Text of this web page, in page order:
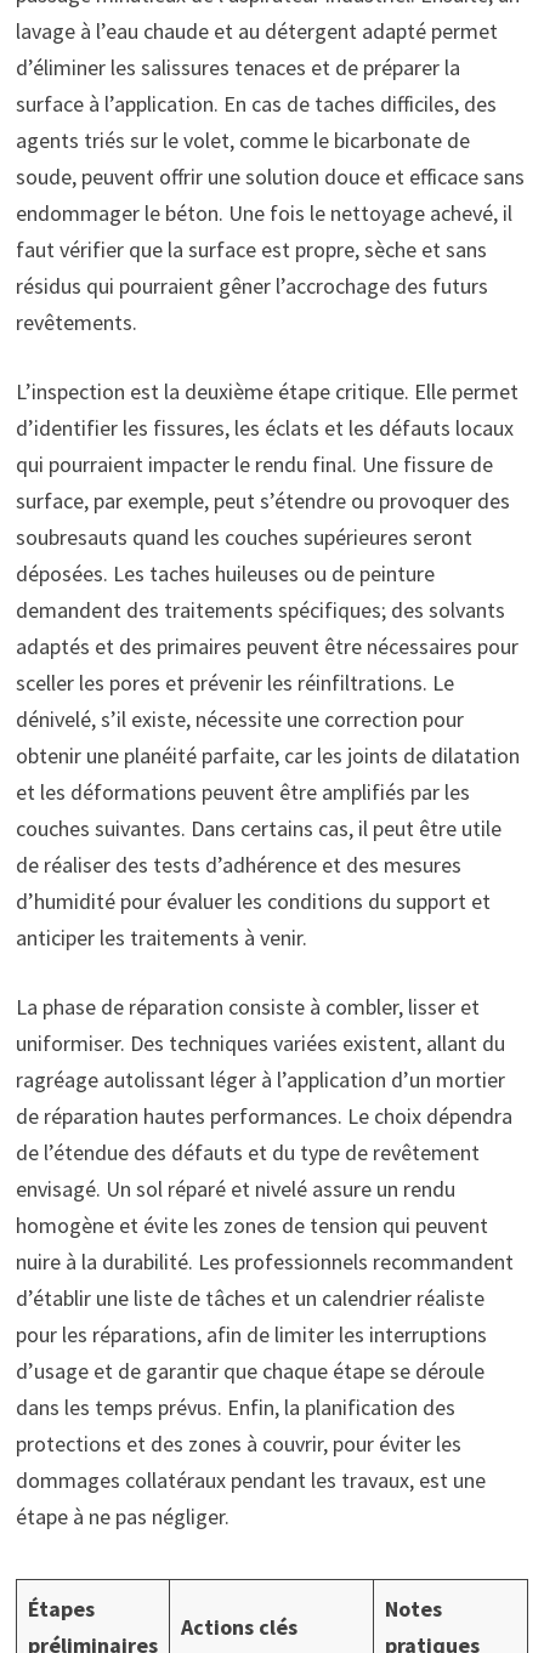
lavage à l’eau chaude et au détergent adapté permet
d’éliminer les salissures tenaces et de préparer la
surface à l’application. En cas de taches difficiles, des
agents triés sur le volet, comme le bicarbonate de
soude, peuvent offrir une solution douce et efficace sans
endommager le béton. Une fois le nettoyage achevé, il
faut vérifier que la surface est propre, sèche et sans
résidus qui pourraient gêner l’accrochage des futurs
revêtements.
L’inspection est la deuxième étape critique. Elle permet
d’identifier les fissures, les éclats et les défauts locaux
qui pourraient impacter le rendu final. Une fissure de
surface, par exemple, peut s’étendre ou provoquer des
soubresauts quand les couches supérieures seront
déposées. Les taches huileuses ou de peinture
demandent des traitements spécifiques; des solvants
adaptés et des primaires peuvent être nécessaires pour
sceller les pores et prévenir les réinfiltrations. Le
dénivelé, s’il existe, nécessite une correction pour
obtenir une planéité parfaite, car les joints de dilatation
et les déformations peuvent être amplifiés par les
couches suivantes. Dans certains cas, il peut être utile
de réaliser des tests d’adhérence et des mesures
d’humidité pour évaluer les conditions du support et
anticiper les traitements à venir.
La phase de réparation consiste à combler, lisser et
uniformiser. Des techniques variées existent, allant du
ragréage autolissant léger à l’application d’un mortier
de réparation hautes performances. Le choix dépendra
de l’étendue des défauts et du type de revêtement
envisagé. Un sol réparé et nivelé assure un rendu
homogène et évite les zones de tension qui peuvent
nuire à la durabilité. Les professionnels recommandent
d’établir une liste de tâches et un calendrier réaliste
pour les réparations, afin de limiter les interruptions
d’usage et de garantir que chaque étape se déroule
dans les temps prévus. Enfin, la planification des
protections et des zones à couvrir, pour éviter les
dommages collatéraux pendant les travaux, est une
étape à ne pas négliger.
Étapes
préliminaires
Actions clés
Notes
pratiques